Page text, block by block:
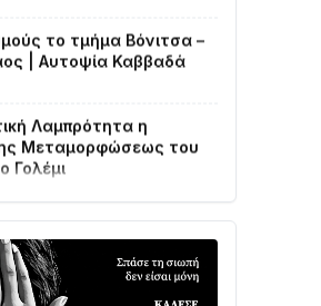
| Αυτοψία Καββαδά
Μεταμορφώσεως του
Γολέμι